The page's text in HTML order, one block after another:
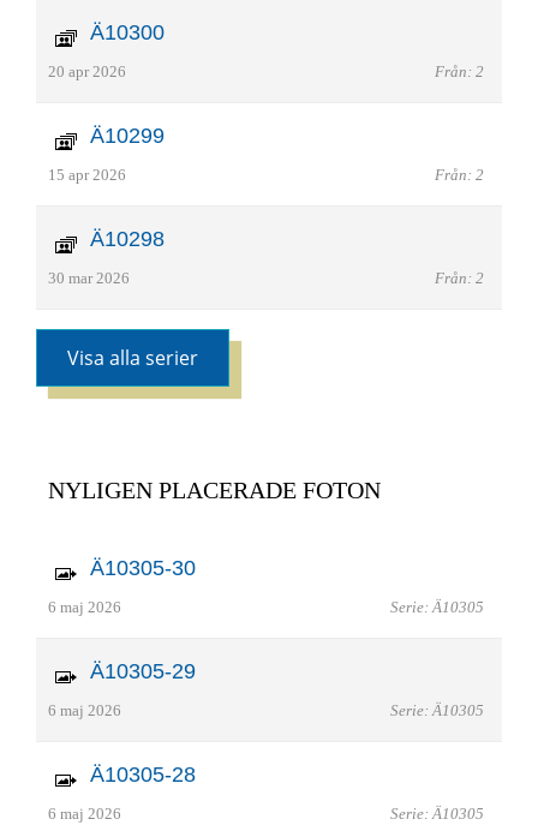
Ä10300
20 apr 2026 Från: 2
Ä10299
15 apr 2026 Från: 2
Ä10298
30 mar 2026 Från: 2
Visa alla serier
NYLIGEN PLACERADE FOTON
Ä10305-30
6 maj 2026 Serie: Ä10305
Ä10305-29
6 maj 2026 Serie: Ä10305
Ä10305-28
6 maj 2026 Serie: Ä10305